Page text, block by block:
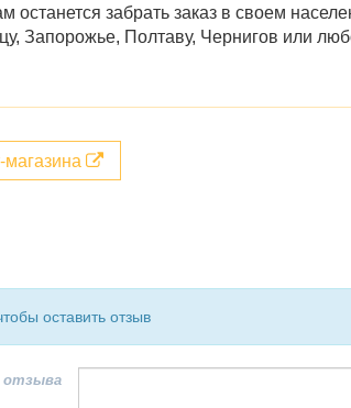
останется забрать заказ в своем
Запорожье, Полтаву, Чернигов или
чтобы оставить отзыв
отзыва